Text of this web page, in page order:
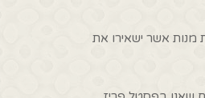
מנות אשר ישאירו את